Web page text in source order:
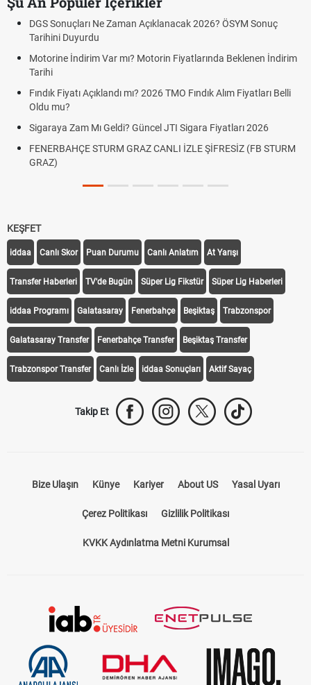
DGS Sonuçları Ne Zaman Açıklanacak 2026? ÖSYM Sonuç
Tarihini Duyurdu
Motorine İndirim Var mı? Motorin Fiyatlarında Beklenen İndirim
Tarihi
Fındık Fiyatı Açıklandı mı? 2026 TMO Fındık Alım Fiyatları Belli
Oldu mu?
Sigaraya Zam Mı Geldi? Güncel JTI Sigara Fiyatları 2026
FENERBAHÇE STURM GRAZ CANLI İZLE ŞİFRESİZ (FB STURM
GRAZ)
KEŞFET
iddaa Canlı Skor Puan Durumu Canlı Anlatım At Yarışı
Transfer Haberleri TV'de Bugün Süper Lig Fikstür Süper Lig Haberleri
iddaa Programı Galatasaray Fenerbahçe Beşiktaş Trabzonspor
Galatasaray Transfer Fenerbahçe Transfer Beşiktaş Transfer
Trabzonspor Transfer Canlı İzle iddaa Sonuçları Aktif Sayaç
Takip Et
Bize Ulaşın Künye Kariyer About US Yasal Uyarı
Çerez Politikası Gizlilik Politikası
KVKK Aydınlatma Metni Kurumsal